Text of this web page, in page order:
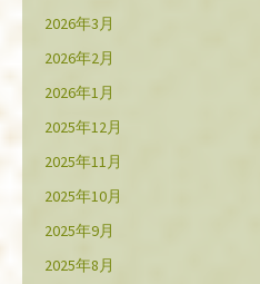
2026年3月
2026年2月
2026年1月
2025年12月
2025年11月
2025年10月
2025年9月
2025年8月